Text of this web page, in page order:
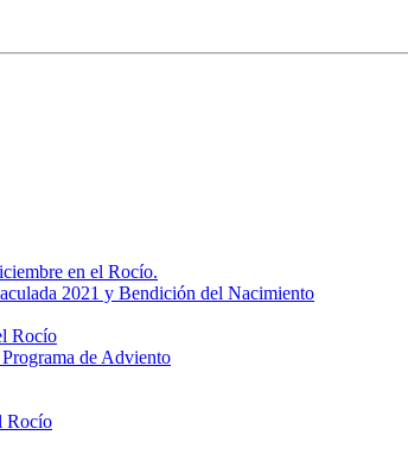
en el Rocío.
2021 y Bendición del Nacimiento
Rocío
de Adviento
Rocío